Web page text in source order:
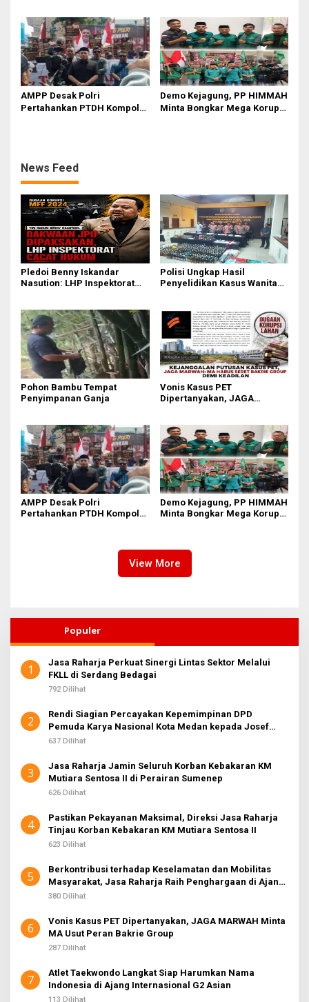
Peran Bakrie Group
AMPP Desak Polri
Pertahankan PTDH Kompol
Demo Kejagung, PP HIMMAH
Minta Bongkar Mega Korupsi
News Feed
Pledoi Benny Iskandar
Nasution: LHP Inspektorat
Polisi Ungkap Hasil
Penyelidikan Kasus Wanita
Pohon Bambu Tempat
Penyimpanan Ganja
Vonis Kasus PET
Dipertanyakan, JAGA
AMPP Desak Polri
Pertahankan PTDH Kompol
Demo Kejagung, PP HIMMAH
Minta Bongkar Mega Korupsi
View More
Populer
1
Jasa Raharja Perkuat Sinergi Lintas Sektor Melalui
FKLL di Serdang Bedagai
792 Dilihat
2
Rendi Siagian Percayakan Kepemimpinan DPD
Pemuda Karya Nasional Kota Medan kepada Josef
Sembiring
637 Dilihat
3
Jasa Raharja Jamin Seluruh Korban Kebakaran KM
Mutiara Sentosa II di Perairan Sumenep
626 Dilihat
4
Pastikan Pekayanan Maksimal, Direksi Jasa Raharja
Tinjau Korban Kebakaran KM Mutiara Sentosa II
623 Dilihat
5
Berkontribusi terhadap Keselamatan dan Mobilitas
Masyarakat, Jasa Raharja Raih Penghargaan di Ajang
Transportasi Indonesia Awards 2026
380 Dilihat
6
Vonis Kasus PET Dipertanyakan, JAGA MARWAH Minta
MA Usut Peran Bakrie Group
287 Dilihat
7
Atlet Taekwondo Langkat Siap Harumkan Nama
Indonesia di Ajang Internasional G2 Asian
113 Dilihat